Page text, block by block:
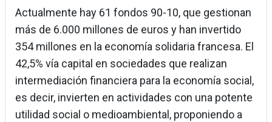
Actualmente hay 61 fondos 90-10, que gestionan
más de 6.000 millones de euros y han invertido
354 millones en la economía solidaria francesa. El
42,5% vía capital en sociedades que realizan
intermediación financiera para la economía social,
es decir, invierten en actividades con una potente
utilidad social o medioambiental, proponiendo a